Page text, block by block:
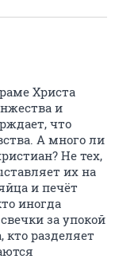
Христа
и
что
А много ли
Не тех,
их на
и печёт
иногда
за упокой
кто разделяет